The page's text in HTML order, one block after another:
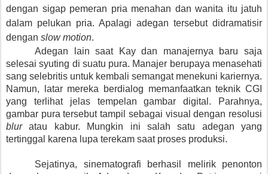
dengan sigap pemeran pria menahan dan wanita itu jatuh
dalam pelukan pria. Apalagi adegan tersebut didramatisir
dengan slow motion.
Adegan lain saat Kay dan manajernya baru saja
selesai syuting di suatu pura. Manajer berupaya menasehati
sang selebritis untuk kembali semangat menekuni kariernya.
Namun, latar mereka berdialog memanfaatkan teknik CGI
yang terlihat jelas tempelan gambar digital. Parahnya,
gambar pura tersebut tampil sebagai visual dengan resolusi
bluratau kabur. Mungkin ini salah satu adegan yang
tertinggal karena lupa terekam saat proses produksi.
Sejatinya, sinematografi berhasil melirik penonton